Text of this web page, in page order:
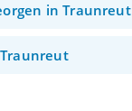
in Traunreut